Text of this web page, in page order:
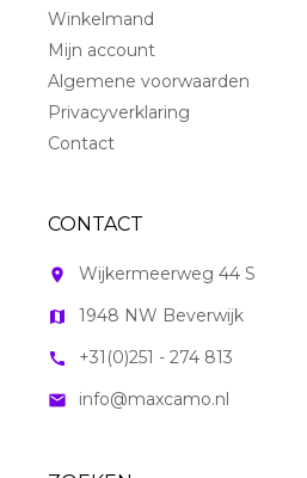
Winkelmand
Mijn account
Algemene voorwaarden
Privacyverklaring
Contact
CONTACT
room Wijkermeerweg 44 S
map 1948 NW Beverwijk
call +31(0)251 - 274 813
mail info@maxcamo.nl